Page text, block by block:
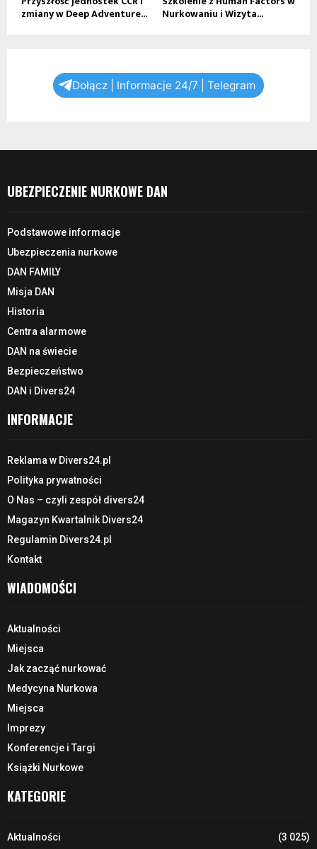
zmiany w Deep Adventure... Nurkowaniu i Wizyta...
Dołącz | Informacje 24/7 | Telegram
UBEZPIECZENIE NURKOWE DAN
Podstawowe informacje
Ubezpieczenia nurkowe
DAN FAMILY
Misja DAN
Historia
Centra alarmowe
DAN na świecie
Bezpieczeństwo
DAN i Divers24
INFORMACJE
Reklama w Divers24.pl
Polityka prywatności
O Nas – czyli zespół divers24
Magazyn Kwartalnik Divers24
Regulamin Divers24.pl
Kontakt
WIADOMOŚCI
Aktualności
Miejsca
Jak zacząć nurkować
Medycyna Nurkowa
Miejsca
Imprezy
Konferencje i Targi
Książki Nurkowe
KATEGORIE
Aktualności
(3 025)